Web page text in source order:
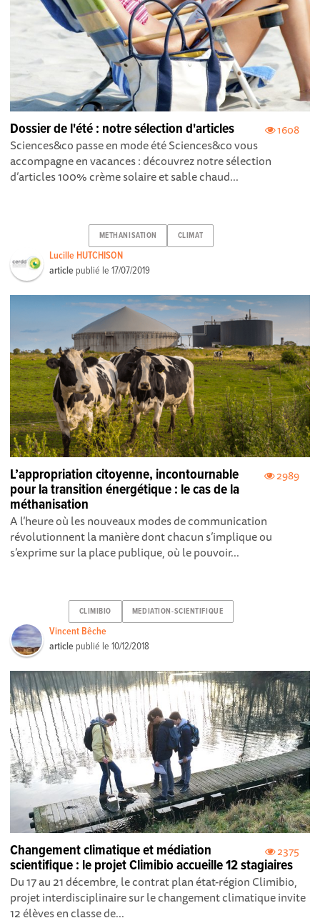
1608
Dossier de l'été : notre sélection d'articles
Sciences&co passe en mode été Sciences&co vous
accompagne en vacances : découvrez notre sélection
d’articles 100% crème solaire et sable chaud...
METHANISATION CLIMAT
Lucille HUTCHISON
article publié le17/07/2019
2989
L’appropriation citoyenne, incontournable
pour la transition énergétique : le cas de la
méthanisation
A l’heure où les nouveaux modes de communication
révolutionnent la manière dont chacun s’implique ou
s’exprime sur la place publique, où le pouvoir...
CLIMIBIO MEDIATION-SCIENTIFIQUE
Vincent Bêche
article publié le10/12/2018
2375
Changement climatique et médiation
scientifique : le projet Climibio accueille 12 stagiaires
Du 17 au 21 décembre, le contrat plan état-région Climibio,
projet interdisciplinaire sur le changement climatique invite
12 élèves en classe de...